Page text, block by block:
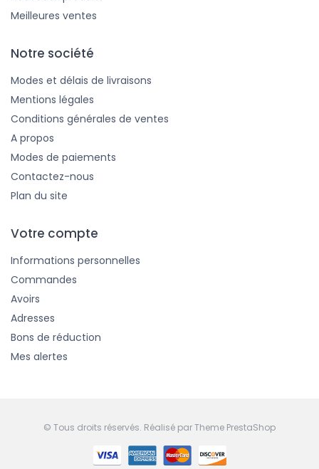
Meilleures ventes
Notre société
Modes et délais de livraisons
Mentions légales
Conditions générales de ventes
A propos
Modes de paiements
Contactez-nous
Plan du site
Votre compte
Informations personnelles
Commandes
Avoirs
Adresses
Bons de réduction
Mes alertes
© Tous droits réservés. Réalisé parTheme PrestaShop